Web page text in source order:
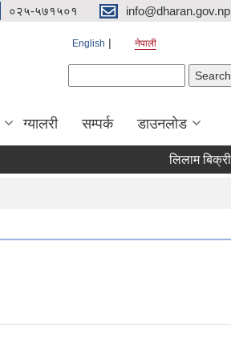
०२५-५७१५०१ info@dharan.gov.np
English नेपाली
ग्यालरी सम्पर्क डाउनलोड